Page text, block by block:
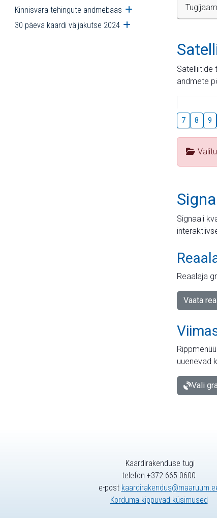
Kinnisvara tehingute andmebaas Ava alammenüü
30 päeva kaardi väljakutse 2024 Ava alammenüü
Satelliitide
andmete
7 8 9
Signaali
Reaalaja
Vaata
uuenevad
Vali
Kaardirakenduse tugi
telefon +372 665 0600
e-post
Korduma kippuvad küsimused